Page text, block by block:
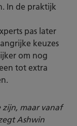
In de praktijk
pas later
keuzes
om nog
tot extra
zijn, maar vanaf
Ashwin